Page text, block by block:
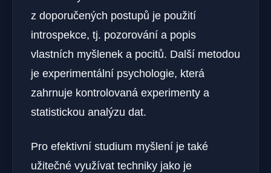
z doporučených postupů je použití
introspekce, tj. pozorování a popis
vlastních myšlenek a pocitů. Další metodou
je experimentální psychologie, která
zahrnuje kontrolovaná experimenty a
statistickou analýzu dat.
Pro efektivní studium myšlení je také
užitečné využívat techniky jako je